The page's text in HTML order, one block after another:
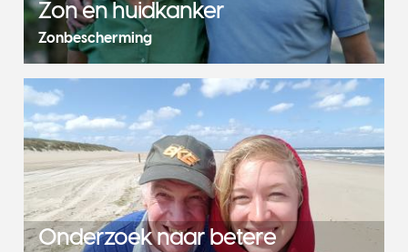
Zon en huidkanker
Zonbescherming
Onderzoek naar betere